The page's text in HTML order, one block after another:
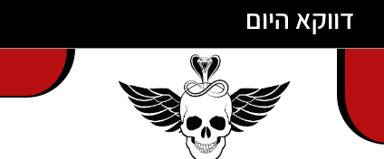
דווקא היום